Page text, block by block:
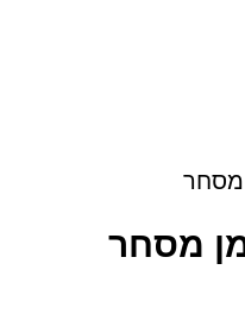
מסחר
מסחר